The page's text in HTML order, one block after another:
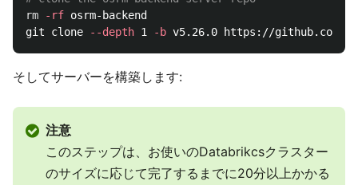
rm
-rf osrm-backend
git clone
--depth 1 -b
そしてサーバーを構築します:
注意
このステップは、お使いのDatabrikcsクラスター
のサイズに応じて完了するまでに20分以上かかる